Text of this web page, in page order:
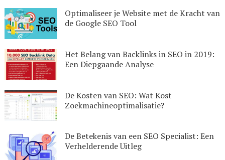
Optimaliseer je Website met de Kracht van
de Google SEO Tool
Het Belang van Backlinks in SEO in 2019:
Een Diepgaande Analyse
De Kosten van SEO: Wat Kost
Zoekmachineoptimalisatie?
De Betekenis van een SEO Specialist: Een
Verhelderende Uitleg